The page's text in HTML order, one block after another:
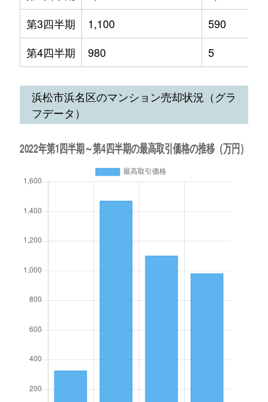
第3四半期
1,100
590
第4四半期
980 5
浜松市浜名区のマンション売却状況（グラ
フデータ）